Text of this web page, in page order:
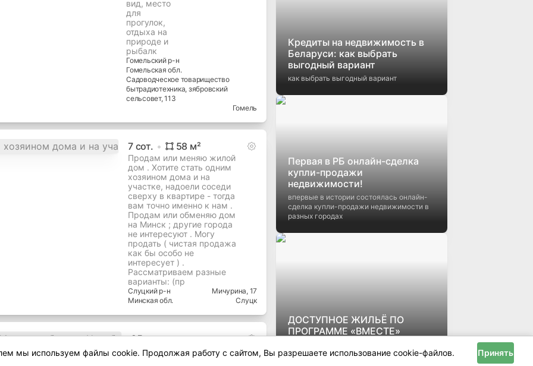
вид, место
для
прогулок,
отдыха на
природе и
рыбалк
Гомельскийр-н
Гомельская обл.
Садоводческое товарищество
бытрадиотехника, зябровский
сельсовет, 113
Гомель
7сот. 58 м²
Продам или меняю жилой
дом . Хотите стать одним
хозяином дома и на
участке, надоели соседи
сверху в квартире - тогда
вам точно именно к нам .
Продам или обменяю дом
на Минск ; другие города
не интересуют . Могу
продать ( чистая продажа
как бы особо не
интересует ) .
Рассматриваем разные
варианты: (пр
Слуцкийр-н
Минская обл.
Мичурина, 17
Слуцк
25сот.
Продается участок 25
соток в живописном
Кредиты на недвижимость в
Беларуси: как выбрать
выгодный вариант
как выбрать выгодный вариант
Первая в РБ онлайн-сделка
купли-продажи
недвижимости!
впервые в истории состоялась онлайн-
сделка купли-продажи недвижимости в
разных городах
ДОСТУПНОЕ ЖИЛЬЁ ПО
ПРОГРАММЕ «ВМЕСТЕ»
доходах и поручителей
мы используем файлы cookie. Продолжая работу с сайтом, Вы разрешаете использование cookie-файлов. Принять